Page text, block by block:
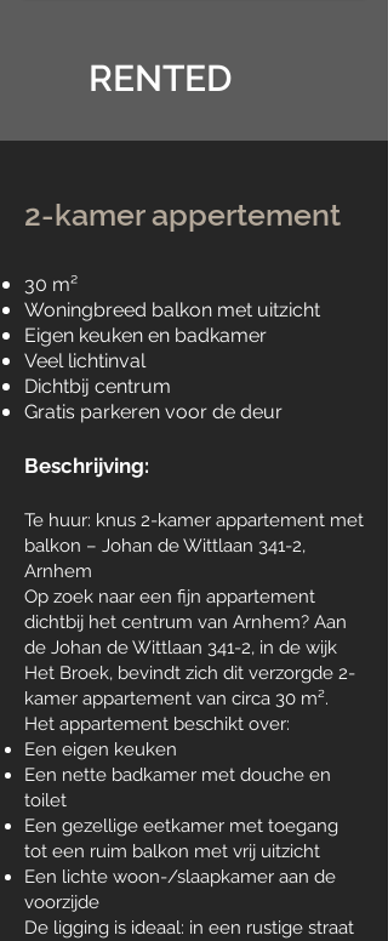
RENTED
2-kamer appertement
30 m²
Woningbreed balkon met uitzicht
Eigen keuken en badkamer
Veel lichtinval
Dichtbij centrum
Gratis parkeren voor de deur
Beschrijving:
Te huur: knus 2-kamer appartement met
balkon – Johan de Wittlaan 341-2,
Arnhem
Op zoek naar een fijn appartement
dichtbij het centrum van Arnhem? Aan
de Johan de Wittlaan 341-2, in de wijk
Het Broek, bevindt zich dit verzorgde 2-
kamer appartement van circa 30 m².
Het appartement beschikt over:
Een eigen keuken
Een nette badkamer met douche en
toilet
Een gezellige eetkamer met toegang
tot een ruim balkon met vrij uitzicht
Een lichte woon-/slaapkamer aan de
voorzijde
De ligging is ideaal: in een rustige straat